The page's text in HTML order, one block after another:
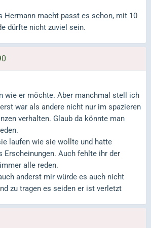
Hermann macht passt es schon, mit 10
dürfte nicht zuviel sein.
wie er möchte. Aber manchmal stell ich
war als andere nicht nur im spazieren
verhalten. Glaub da könnte man
laufen wie sie wollte und hatte
Erscheinungen. Auch fehlte ihr der
alle reden.
anderst mir würde es auch nicht
zu tragen es seiden er ist verletzt